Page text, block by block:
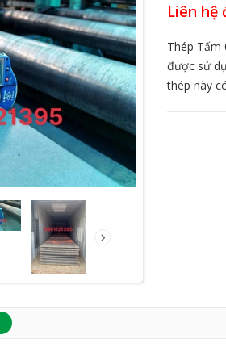
Liên hệ
Thép Tấm
được sử
thép này